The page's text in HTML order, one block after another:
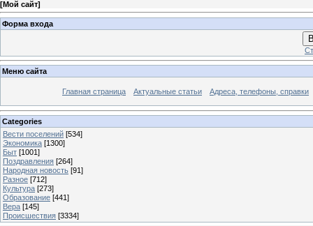
[Мой сайт]
Форма входа
Меню сайта
Главная страница Актуальные статьи Адреса, телефоны, справки
Categories
Вести поселений [534]
Экономика [1300]
Быт [1001]
Поздравления [264]
Народная новость [91]
Разное [712]
Культура [273]
Образование [441]
Вера [145]
Происшествия [3334]